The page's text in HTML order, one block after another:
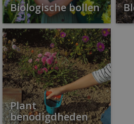
Biologische bollen
Plant
benodigdheden